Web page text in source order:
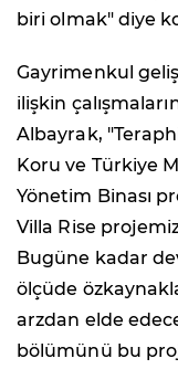
biri olmak" diye
Gayrimenkul
ilişkin
Albayrak,
Koru ve Türkiye
Yönetim Binası
Villa Rise
Bugüne kadar
ölçüde
arzdan elde
bölümünü bu